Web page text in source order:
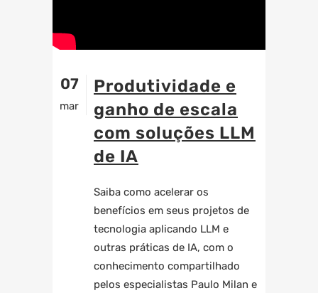
07
mar
Produtividade e
ganho de escala
com soluções LLM
de IA
Saiba como acelerar os
benefícios em seus projetos de
tecnologia aplicando LLM e
outras práticas de IA, com o
conhecimento compartilhado
pelos especialistas Paulo Milan e